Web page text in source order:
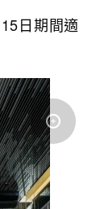
日期間適